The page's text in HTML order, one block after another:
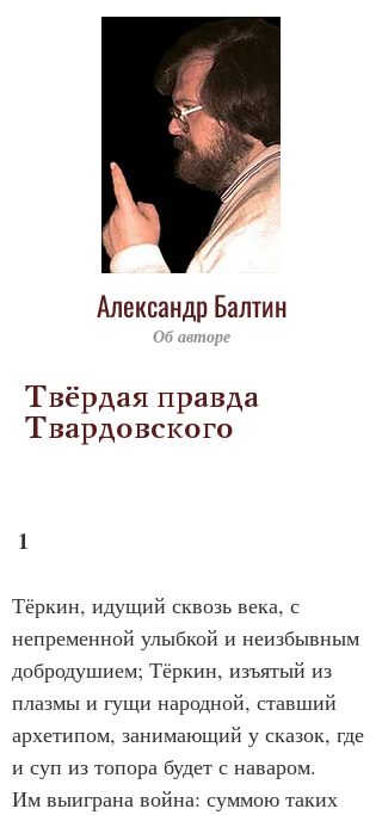
Александр Балтин
Об авторе
Твёрдая правда
Твардовского
1
Тёркин, идущий сквозь века, с
непременной улыбкой и неизбывным
добродушием; Тёркин, изъятый из
плазмы и гущи народной, ставший
архетипом, занимающий у сказок, где
и суп из топора будет с наваром.
Им выиграна война: суммою таких